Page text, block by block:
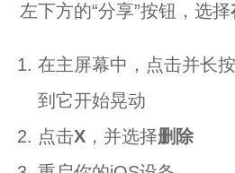
左下方的“分享”按钮，选择
在主屏幕中，点击并长
到它开始晃动
点击X ，并选择删除